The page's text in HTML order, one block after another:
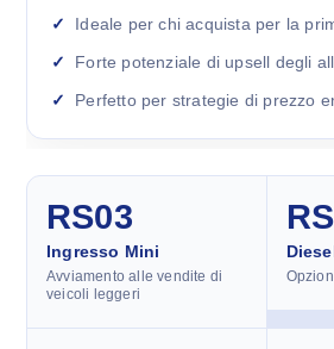
Ideale per chi acquista per la
Forte potenziale di upsell degli
Perfetto per strategie di prezzo
RS03
Ingresso Mini
Avviamento alle vendite di
veicoli leggeri